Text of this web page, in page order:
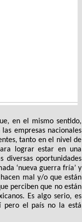
en el mismo sentido,
empresas nacionales
tanto en el nivel de
lograr estar en una
diversas oportunidades
‘nueva guerra fría’ y
mal y/o que están
perciben que no están
Es algo serio, es
pero el país no la está